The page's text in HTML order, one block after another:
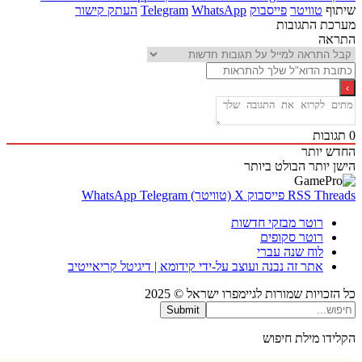
טוויטר פייסבוק Telegram WhatsApp
העתק קישור
התגובות
יותר
יותר הבולט ביותר
RSS פייסבוק X (טוויטר) WhatsApp Telegram
רוטר מבזקי חדשות
רוטר סקופים
לוח שנה עברי
אתר זה נבנה ועוצב על-ידי קידומא | דיגיטל קריאייטיב
שמורות לגיימפרו ישראל © 2025
Submit
מילת חיפוש